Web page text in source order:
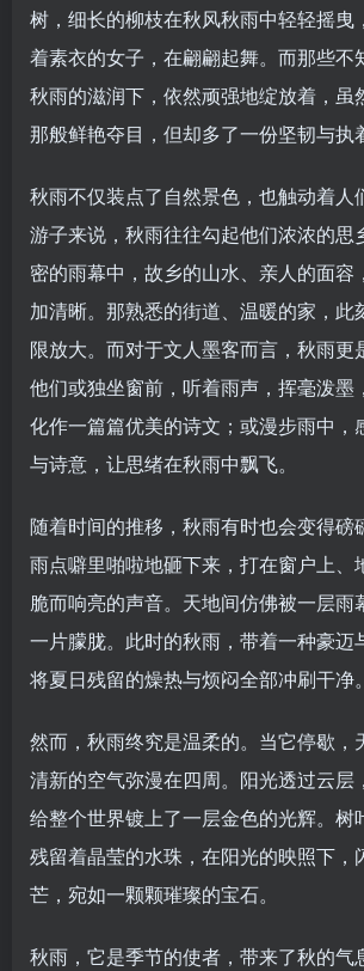
树，细长的柳枝在秋风秋雨中轻轻摇曳
着素衣的女子，在翩翩起舞。而那些不
秋雨的滋润下，依然顽强地绽放着，虽
那般鲜艳夺目，但却多了一份坚韧与执
秋雨不仅装点了自然景色，也触动着人
游子来说，秋雨往往勾起他们浓浓的思
密的雨幕中，故乡的山水、亲人的面容
加清晰。那熟悉的街道、温暖的家，此
限放大。而对于文人墨客而言，秋雨更
他们或独坐窗前，听着雨声，挥毫泼墨
化作一篇篇优美的诗文；或漫步雨中，
与诗意，让思绪在秋雨中飘飞。
随着时间的推移，秋雨有时也会变得磅
雨点噼里啪啦地砸下来，打在窗户上、
脆而响亮的声音。天地间仿佛被一层雨
一片朦胧。此时的秋雨，带着一种豪迈
将夏日残留的燥热与烦闷全部冲刷干净。
然而，秋雨终究是温柔的。当它停歇，
清新的空气弥漫在四周。阳光透过云层
给整个世界镀上了一层金色的光辉。树
残留着晶莹的水珠，在阳光的映照下，
芒，宛如一颗颗璀璨的宝石。
秋雨，它是季节的使者，带来了秋的气